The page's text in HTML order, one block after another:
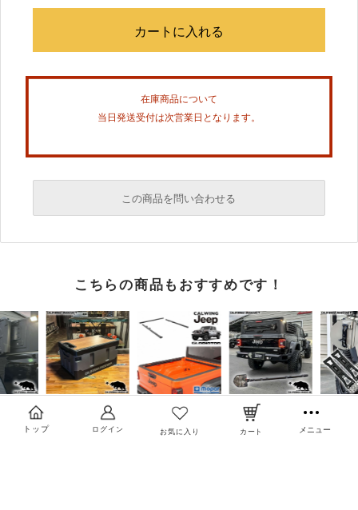
在庫商品について
当日発送受付は次営業日となります。
この商品を問い合わせる
必須
こちらの商品もおすすめです！
トップ ログイン お気に入り カート メニュー